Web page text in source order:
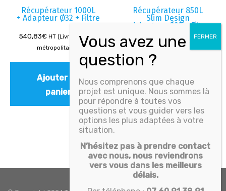
Récupérateur 1000L
+ Adapteur Ø32 + Filtre
540,83€ HT (Livré - France
métropolitaine)
Ajouter au
panier
Récupérateur 850L
Slim Design
+ Adapteur Ø32 + Filtre
607,50€
HT (Livré - France
métropolitaine)
Ajouter au
panier
Nous comprenons que chaque
projet est unique. Nous sommes là
pour répondre à toutes vos
questions et vous guider vers les
options les plus adaptées à votre
situation.
N’hésitez pas à prendre contact
avec nous, nous reviendrons
vers vous dans les meilleurs
délais.